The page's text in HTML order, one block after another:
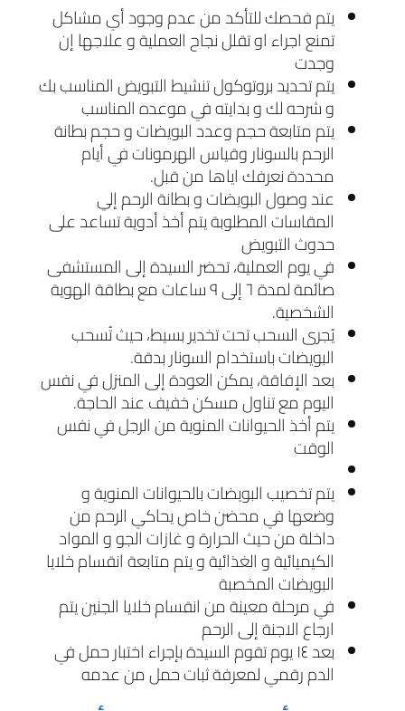
يتم فحصك للتأكد من عدم وجود أي مشاكل
تمنع اجراء او تقلل نجاح العملية و علاجها إن
وجدت
يتم تحديد بروتوكول تنشيط التبويض المناسب بك
و شرحه لك و بدايته في موعده المناسب
يتم متابعة حجم وعدد البويضات و حجم بطانة
الرحم بالسونار وقياس الهرمونات في أيام
محددة نعرفك اياها من قبل.
عند وصول البويضات و بطانة الرحم إلي
المقاسات المطلوبة يتم أخذ أدوية تساعد على
حدوث التبويض
في يوم العملية، تحضر السيدة إلى المستشفى
صائمة لمدة ٦ إلى ٩ ساعات مع بطاقة الهوية
الشخصية.
يُجرى السحب تحت تخدير بسيط، حيث تُسحب
البويضات باستخدام السونار بدقة.
بعد الإفاقة، يمكن العودة إلى المنزل في نفس
اليوم مع تناول مسكن خفيف عند الحاجة.
يتم أخذ الحيوانات المنوية من الرجل في نفس
الوقت
يتم تخصيب البويضات بالحيوانات المنوية و
وضعها في محضن خاص يحاكي الرحم من
داخلة من حيث الحرارة و غازات الجو و المواد
الكيميائية و الغذائية و يتم متابعة انقسام خلايا
البويضات المخصبة
في مرحلة معينة من انقسام خلايا الجنين يتم
ارجاع الاجنة إلى الرحم
بعد ١٤ يوم تقوم السيدة بإجراء اختبار حمل في
الدم رقمي لمعرفة ثبات حمل من عدمه